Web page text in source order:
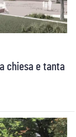
chiesa e tanta